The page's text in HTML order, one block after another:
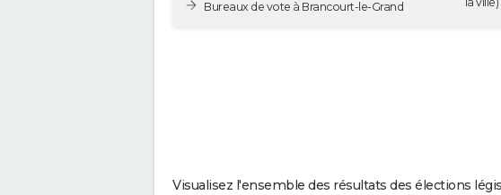
Bureaux de vote à Brancourt-le-Grand
Visualisez l'ensemble des résultats des élections